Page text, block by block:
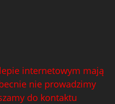
internetowym mają
nie prowadzimy
do kontaktu